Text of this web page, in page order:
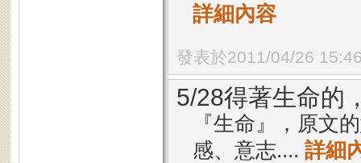
詳細內容
發表於2011/04/26
5/28得著生命的
『生命』，原文
感、意志.... 詳細